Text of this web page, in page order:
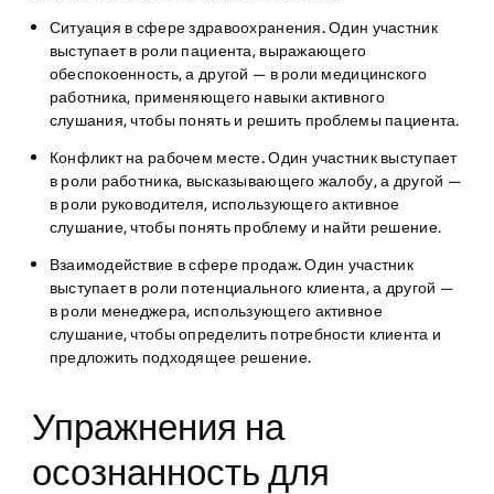
Ситуация в сфере здравоохранения.Один участник
выступает в роли пациента, выражающего
обеспокоенность, а другой — в роли медицинского
работника, применяющего навыки активного
слушания, чтобы понять и решить проблемы пациента.
Конфликт на рабочем месте.Один участник выступает
в роли работника, высказывающего жалобу, а другой —
в роли руководителя, использующего активное
слушание, чтобы понять проблему и найти решение.
Взаимодействие в сфере продаж.Один участник
выступает в роли потенциального клиента, а другой —
в роли менеджера, использующего активное
слушание, чтобы определить потребности клиента и
предложить подходящее решение.
Упражнения на
осознанность для